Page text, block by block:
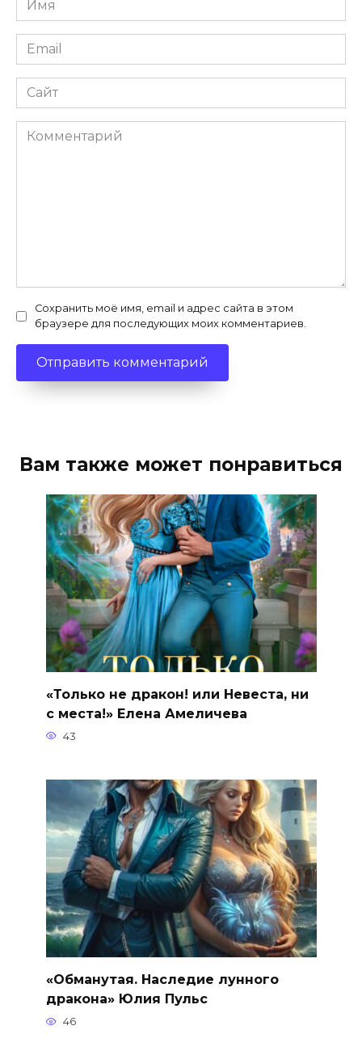
*
Email
*
Сайт
Комментарий
Сохранить моё имя, email и адрес сайта в этом
браузере для последующих моих комментариев.
Вам также может понравиться
«Только не дракон! или Невеста, ни
с места!» Елена Амеличева
43
«Обманутая. Наследие лунного
дракона» Юлия Пульс
46